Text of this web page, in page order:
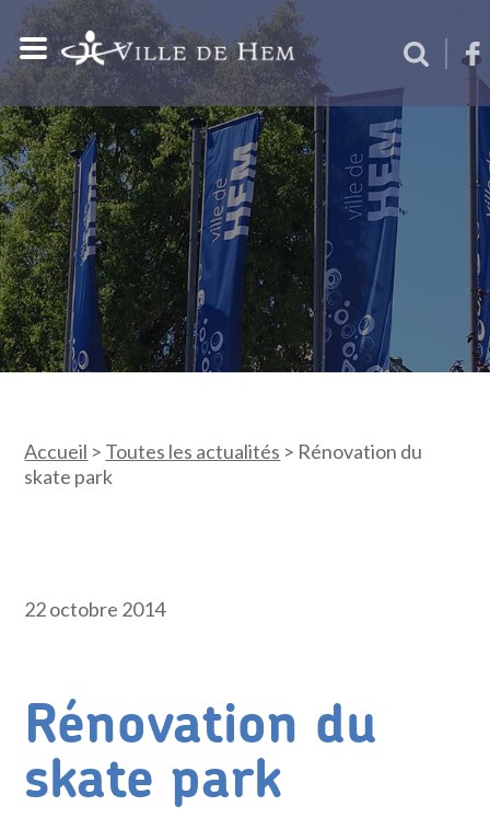
Accueil > Toutes les actualités > Rénovation du
skate park
22 octobre 2014
Rénovation du
skate park